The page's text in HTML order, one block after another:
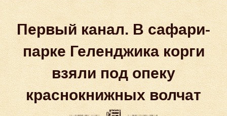
Первый канал. В сафари-
парке Геленджика корги
взяли под опеку
краснокнижных волчат